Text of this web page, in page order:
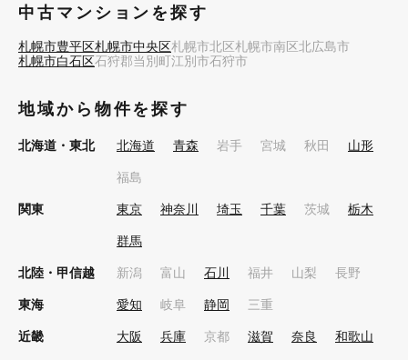
中古マンションを探す
札幌市豊平区札幌市中央区札幌市北区札幌市南区北広島市
札幌市白石区石狩郡当別町江別市石狩市
地域から物件を探す
北海道・東北 北海道 青森 岩手 宮城 秋田 山形
福島
関東 東京 神奈川 埼玉 千葉 茨城 栃木
群馬
北陸・甲信越 新潟 富山 石川 福井 山梨 長野
東海 愛知 岐阜 静岡 三重
近畿 大阪 兵庫 京都 滋賀 奈良 和歌山